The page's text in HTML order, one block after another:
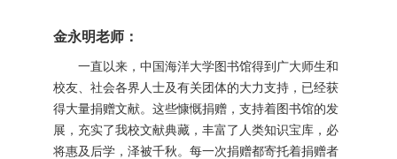
金永明老师：
一直以来，中国海洋大学图书馆得到广大师生和
校友、社会各界人士及有关团体的大力支持，已经获
得大量捐赠文献。这些慷慨捐赠，支持着图书馆的发
展，充实了我校文献典藏，丰富了人类知识宝库，必
将惠及后学，泽被千秋。每一次捐赠都寄托着捐赠者